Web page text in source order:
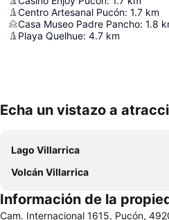
Centro Artesanal Pucón: 1.7 km
Casa Museo Padre Pancho: 1.8
Playa Quelhue: 4.7 km
Echa un vistazo a
Lago Villarrica
Volcán Villarrica
Información de la
Cam. Internacional 1615, Pucón,